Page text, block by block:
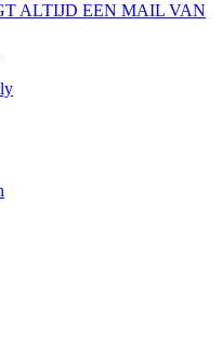
ALTIJD EEN MAIL VAN